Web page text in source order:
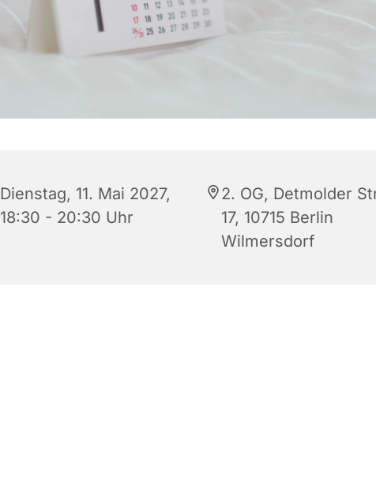
Dienstag, 11. Mai 2027,
18:30 - 20:30 Uhr
2. OG, Detmolder
17, 10715 Berlin
Wilmersdorf